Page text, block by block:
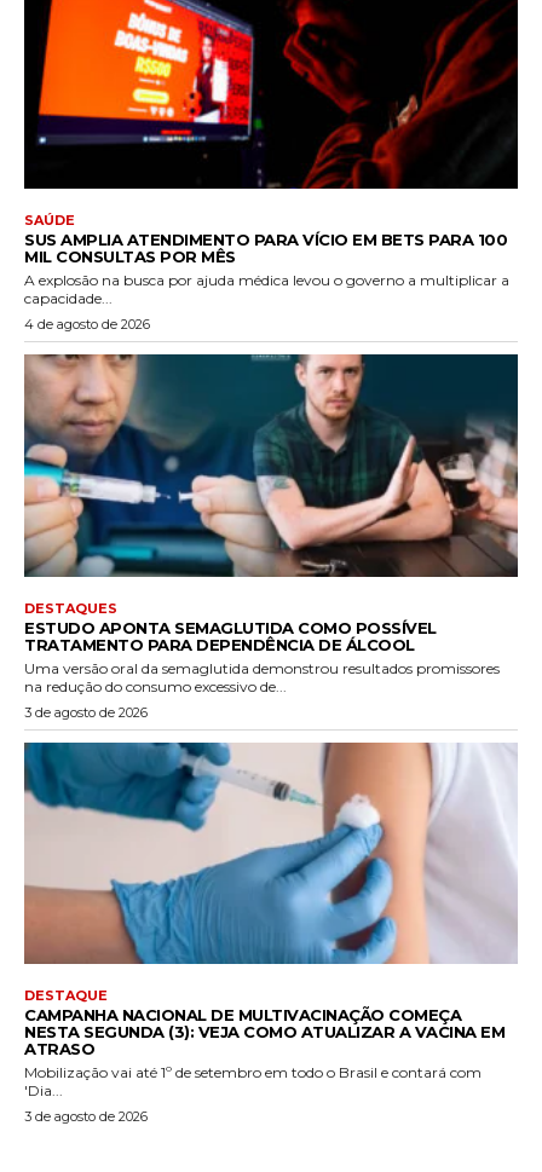
SAÚDE
SUS AMPLIA ATENDIMENTO PARA VÍCIO EM BETS PARA 100
MIL CONSULTAS POR MÊS
A explosão na busca por ajuda médica levou o governo a multiplicar a
capacidade...
4 de agosto de 2026
DESTAQUES
ESTUDO APONTA SEMAGLUTIDA COMO POSSÍVEL
TRATAMENTO PARA DEPENDÊNCIA DE ÁLCOOL
Uma versão oral da semaglutida demonstrou resultados promissores
na redução do consumo excessivo de...
3 de agosto de 2026
DESTAQUE
CAMPANHA NACIONAL DE MULTIVACINAÇÃO COMEÇA
NESTA SEGUNDA (3): VEJA COMO ATUALIZAR A VACINA EM
ATRASO
Mobilização vai até 1º de setembro em todo o Brasil e contará com
'Dia...
3 de agosto de 2026